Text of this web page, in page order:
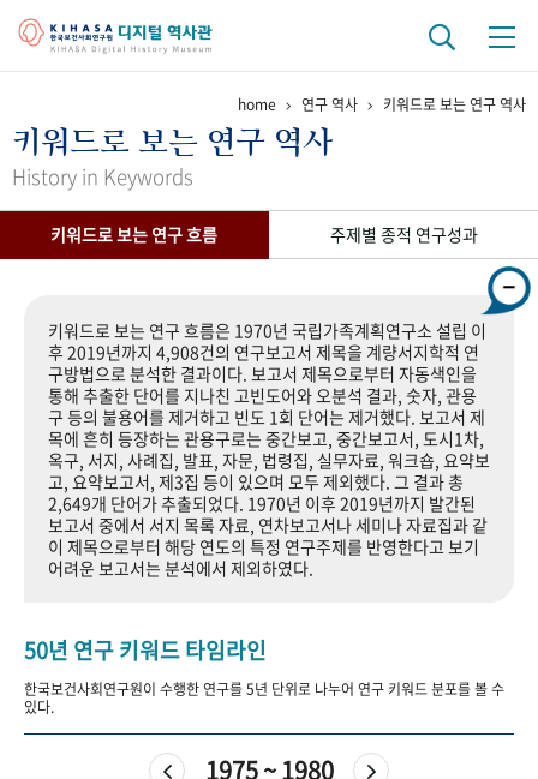
걸어온 길 기관 변천사 역대 기관장
연구 역사
기록물 아카이브
사진 아카이브 문서 기록물 행정박물 영상 기록물
+1주년 기념
성과 50선 숫자로 보는 50년 50+1주년 광장
세계와 함께 한 KIHASA
VR 역사관
home 연구 역사 키워드로 보는 연구 역사
키워드로 보는 연구 역사
History in Keywords
키워드로 보는 연구 흐름 주제별 종적 연구성과
키워드로 보는 연구 흐름은 1970년 국립가족계획연구소 설립 이
후 2019년까지 4,908건의 연구보고서 제목을 계량서지학적 연
구방법으로 분석한 결과이다. 보고서 제목으로부터 자동색인을
통해 추출한 단어를 지나친 고빈도어와 오분석 결과, 숫자, 관용
구 등의 불용어를 제거하고 빈도 1회 단어는 제거했다. 보고서 제
목에 흔히 등장하는 관용구로는 중간보고, 중간보고서, 도시1차,
옥구, 서지, 사례집, 발표, 자문, 법령집, 실무자료, 워크숍, 요약보
고, 요약보고서, 제3집 등이 있으며 모두 제외했다. 그 결과 총
2,649개 단어가 추출되었다. 1970년 이후 2019년까지 발간된
보고서 중에서 서지 목록 자료, 연차보고서나 세미나 자료집과 같
이 제목으로부터 해당 연도의 특정 연구주제를 반영한다고 보기
어려운 보고서는 분석에서 제외하였다.
50년 연구 키워드 타임라인
한국보건사회연구원이 수행한 연구를 5년 단위로 나누어 연구 키워드 분포를 볼 수
있다.
1975 ~ 1980